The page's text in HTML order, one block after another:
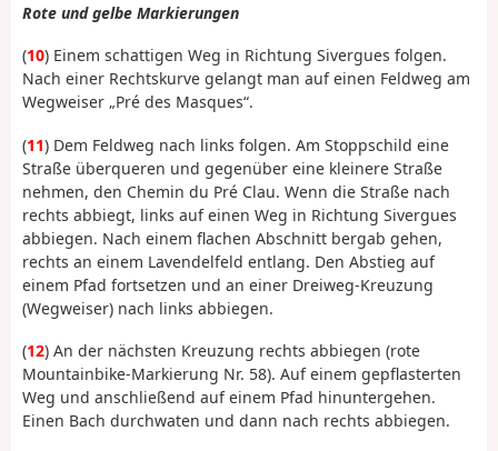
Rote und gelbe Markierungen
(10) Einem schattigen Weg in Richtung Sivergues folgen.
Nach einer Rechtskurve gelangt man auf einen Feldweg am
Wegweiser „Pré des Masques“.
(11) Dem Feldweg nach links folgen. Am Stoppschild eine
Straße überqueren und gegenüber eine kleinere Straße
nehmen, den Chemin du Pré Clau. Wenn die Straße nach
rechts abbiegt, links auf einen Weg in Richtung Sivergues
abbiegen. Nach einem flachen Abschnitt bergab gehen,
rechts an einem Lavendelfeld entlang. Den Abstieg auf
einem Pfad fortsetzen und an einer Dreiweg-Kreuzung
(Wegweiser) nach links abbiegen.
(12) An der nächsten Kreuzung rechts abbiegen (rote
Mountainbike-Markierung Nr. 58). Auf einem gepflasterten
Weg und anschließend auf einem Pfad hinuntergehen.
Einen Bach durchwaten und dann nach rechts abbiegen.